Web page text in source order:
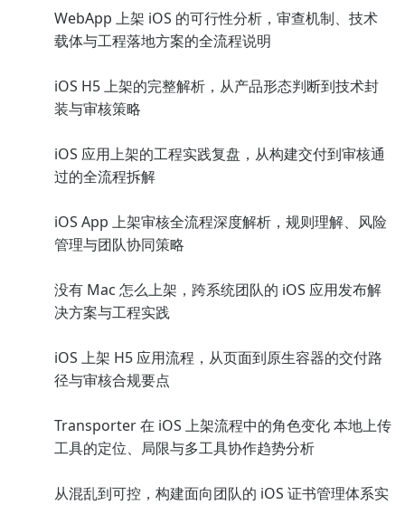
WebApp 上架 iOS 的可行性分析，审查机制、技术
载体与工程落地方案的全流程说明
iOS H5 上架的完整解析，从产品形态判断到技术封
装与审核策略
iOS 应用上架的工程实践复盘，从构建交付到审核通
过的全流程拆解
iOS App 上架审核全流程深度解析，规则理解、风险
管理与团队协同策略
没有 Mac 怎么上架，跨系统团队的 iOS 应用发布解
决方案与工程实践
iOS 上架 H5 应用流程，从页面到原生容器的交付路
径与审核合规要点
Transporter 在 iOS 上架流程中的角色变化 本地上传
工具的定位、局限与多工具协作趋势分析
从混乱到可控，构建面向团队的 iOS 证书管理体系实